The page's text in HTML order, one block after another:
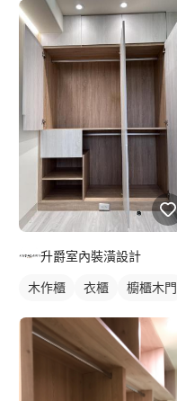
升爵室內裝潢設計
木作櫃 衣櫃 櫥櫃木門